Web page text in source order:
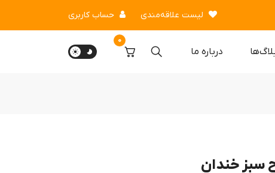
لیست علاقه‌مندی حساب کاربری
درباره‌ ما
0
سبز خندان